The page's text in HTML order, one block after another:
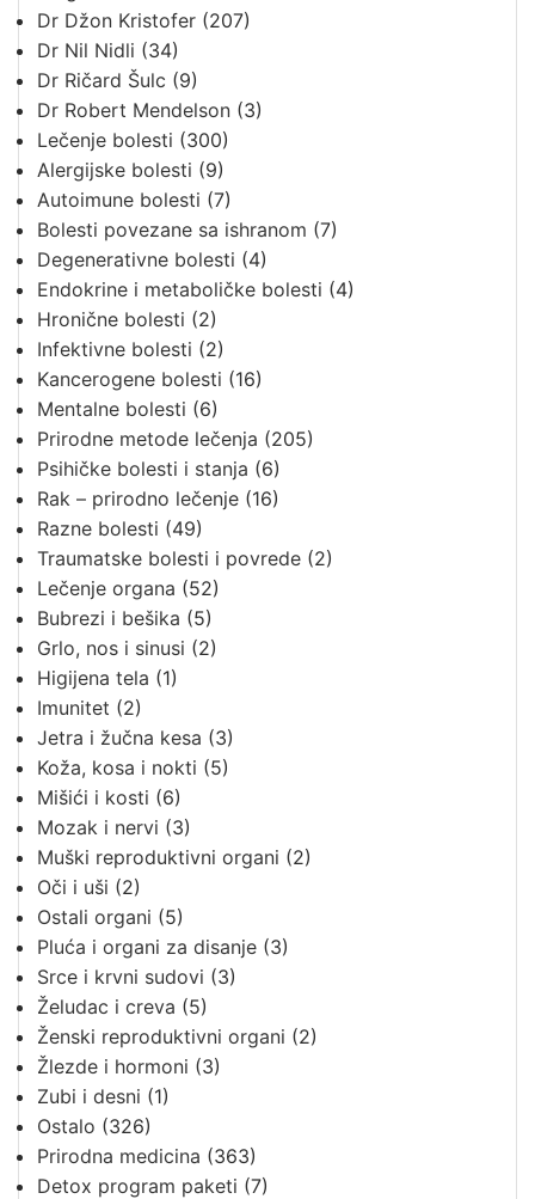
Dr Džon Kristofer (207)
Dr Nil Nidli (34)
Dr Ričard Šulc (9)
Dr Robert Mendelson (3)
Lečenje bolesti (300)
Alergijske bolesti (9)
Autoimune bolesti (7)
Bolesti povezane sa ishranom (7)
Degenerativne bolesti (4)
Endokrine i metaboličke bolesti (4)
Hronične bolesti (2)
Infektivne bolesti (2)
Kancerogene bolesti (16)
Mentalne bolesti (6)
Prirodne metode lečenja (205)
Psihičke bolesti i stanja (6)
Rak – prirodno lečenje (16)
Razne bolesti (49)
Traumatske bolesti i povrede (2)
Lečenje organa (52)
Bubrezi i bešika (5)
Grlo, nos i sinusi (2)
Higijena tela (1)
Imunitet (2)
Jetra i žučna kesa (3)
Koža, kosa i nokti (5)
Mišići i kosti (6)
Mozak i nervi (3)
Muški reproduktivni organi (2)
Oči i uši (2)
Ostali organi (5)
Pluća i organi za disanje (3)
Srce i krvni sudovi (3)
Želudac i creva (5)
Ženski reproduktivni organi (2)
Žlezde i hormoni (3)
Zubi i desni (1)
Ostalo (326)
Prirodna medicina (363)
Detox program paketi (7)